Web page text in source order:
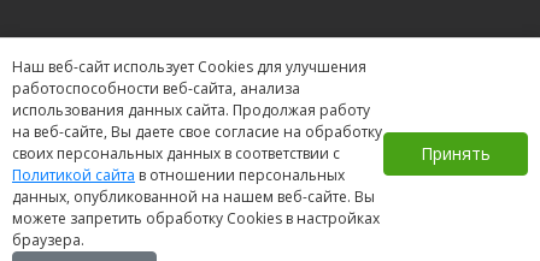
Наш веб-сайт использует Cookies для улучшения
работоспособности веб-сайта, анализа
использования данных сайта. Продолжая работу
на веб-сайте, Вы даете свое согласие на обработку
своих персональных данных в соответствии с
Политикой сайта в отношении персональных
данных, опубликованной на нашем веб-сайте. Вы
можете запретить обработку Cookies в настройках
браузера.
Принять
2026 ©